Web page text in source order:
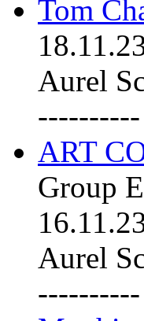
Tom
Aurel
----------
ART
Group
Aurel
----------